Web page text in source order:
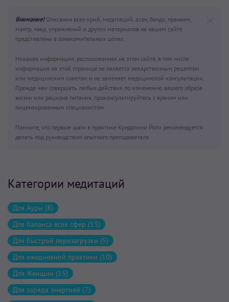
Внимание!Описания всех крий, медитаций, асан, бандх, пранаям,
мантр, чакр, упражнений и других материалов на нашем сайте
представлены в ознакомительных целях.
Никакая информация, расположенная на этом сайте, в том числе
информация на этой странице не является лекарственным рецептом
или медицинским советом и не заменяет медицинской консультации.
Прежде чем совершать любые действия по изменению вашего образа
жизни или рациона питания, проконсультируйтесь с врачом или
лицензированным специалистом.
Помните, что первые шаги в практике Кундалини Йоги рекомендуется
делать под руководством опытного преподавателя.
Категории медитаций
Для Ауры (8)
Для баланса всех сфер (13)
Для быстрой перезагрузки (5)
Для ежедневной практики (10)
Для Женщин (15)
Для заряда энергией (7)